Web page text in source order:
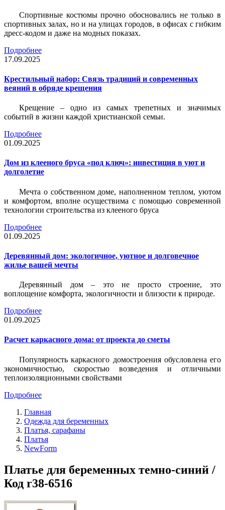
Спортивные костюмы прочно обосновались не только в
спортивных залах, но и на улицах городов, в офисах с гибким
дресс-кодом и даже на модных показах.
Подробнее
17.09.2025
Крестильный набор: Связь традиций и современных
веяний в обряде крещения
Крещение – одно из самых трепетных и значимых
событий в жизни каждой христианской семьи.
Подробнее
01.09.2025
Дом из клееного бруса «под ключ»: инвестиция в уют и
долголетие
Мечта о собственном доме, наполненном теплом, уютом
и комфортом, вполне осуществима с помощью современной
технологии строительства из клееного бруса
Подробнее
01.09.2025
Деревянный дом: экологичное, уютное и долговечное
жилье вашей мечты
Деревянный дом – это не просто строение, это
воплощение комфорта, экологичности и близости к природе.
Подробнее
01.09.2025
Расчет каркасного дома: от проекта до сметы
Популярность каркасного домостроения обусловлена его
экономичностью, скоростью возведения и отличными
теплоизоляционными свойствами
Подробнее
Главная
Одежда для беременных
Платья, сарафаны
Платья
NewForm
Платье для беременных темно-синий /
Код r38-6516